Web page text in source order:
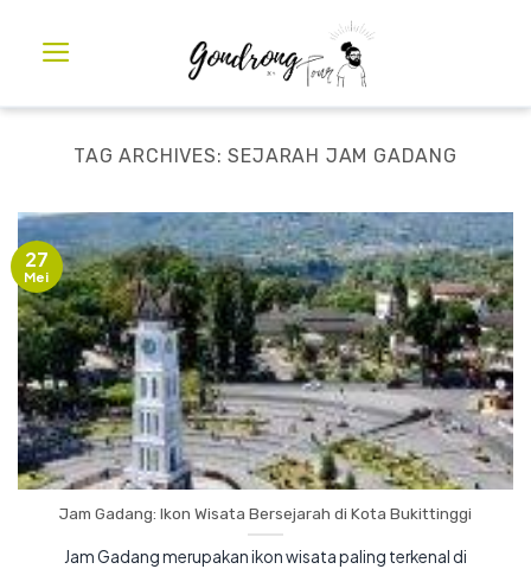
TAG ARCHIVES:SEJARAH JAM GADANG
Jam Gadang: Ikon Wisata Bersejarah di Kota Bukittinggi
Jam Gadang merupakan ikon wisata paling terkenal di
27
Mei